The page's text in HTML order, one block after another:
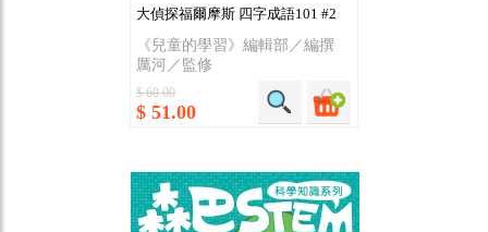
大偵探福爾摩斯 四字成語101 #2
《兒童的學習》編輯部／編撰
厲河／監修
$ 60.00
$ 51.00